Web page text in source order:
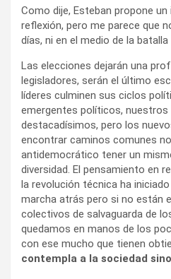
encontrar caminos comunes
antidemocrático tener un
diversidad. El pensamiento en
marcha atrás pero si no están
colectivos de salvaguarda de
quedamos en manos de los
con ese mucho que tienen
contempla a la sociedad
Por Walter Martínez
Columnista Uruguayo
La ONDA digital Nº 679
(Síganos enTwitteryFacebook
INGRESE AQUÍ POR MÁS
Las notas aquí firmadas reflejan